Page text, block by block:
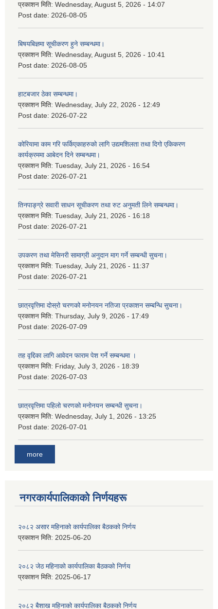
प्रकाशन मिति: Wednesday, August 5, 2026 - 14:07
Post date: 2026-08-05
बिषयबिज्ञमा सूचीकरण हुने सम्बन्धमा।
प्रकाशन मिति: Wednesday, August 5, 2026 - 10:41
Post date: 2026-08-05
हाटबजार ठेका सम्बन्धमा।
प्रकाशन मिति: Wednesday, July 22, 2026 - 12:49
Post date: 2026-07-22
कोरियामा काम गरि फर्किएकाहरुको लागि उद्यमशिलता तथा दिगो एकिकरण
कार्यक्रममा आबेदन दिने सम्बन्धमा।
प्रकाशन मिति: Tuesday, July 21, 2026 - 16:54
Post date: 2026-07-21
तिनपाङ्ग्रे सवारी साधन सूचीकरण तथा रुट अनुमती लिने सम्बन्धमा।
प्रकाशन मिति: Tuesday, July 21, 2026 - 16:18
Post date: 2026-07-21
उपकरण तथा मेसिनरी सामाग्री अनुदान माग गर्ने सम्बन्धी सुचना।
प्रकाशन मिति: Tuesday, July 21, 2026 - 11:37
Post date: 2026-07-21
छात्रवृत्तिमा दोस्रो चरणको मनोनयन नतिजा प्रकाशन सम्बन्धि सुचना।
प्रकाशन मिति: Thursday, July 9, 2026 - 17:49
Post date: 2026-07-09
तह वृद्दिका लागि आवेदन फाराम पेश गर्ने सम्बन्धमा ।
प्रकाशन मिति: Friday, July 3, 2026 - 18:39
Post date: 2026-07-03
छात्रवृत्तिमा पहिलो चरणको मनोनयन सम्बन्धी सुचना।
प्रकाशन मिति: Wednesday, July 1, 2026 - 13:25
Post date: 2026-07-01
more
नगरकार्यपालिकाकाे निर्णयहरू
२०८२ असार महिनाको कार्यपालिका बैठकको निर्णय
प्रकाशन मिति: 2025-06-20
२०८२ जेठ महिनाको कार्यपालिका बैठकको निर्णय
प्रकाशन मिति: 2025-06-17
२०८२ बैशाख महिनाको कार्यपालिका बैठकको निर्णय